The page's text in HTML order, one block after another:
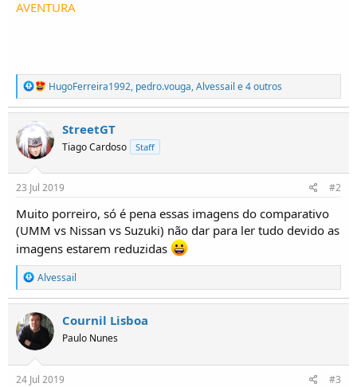
AVENTURA
R
e
a
õ
e
:
HugoFerreira1992, pedro.vouga,Alvessail e 4 outros
StreetGT
Tiago Cardoso Staff
23 Jul 2019 #2
Muito porreiro, só é pena essas imagens do comparativo
(UMM vs Nissan vs Suzuki) não dar para ler tudo devido as
imagens estarem reduzidas
R
e
a
ç
õ
s
:
Alvessail
Cournil Lisboa
Paulo Nunes
24 Jul 2019 #3